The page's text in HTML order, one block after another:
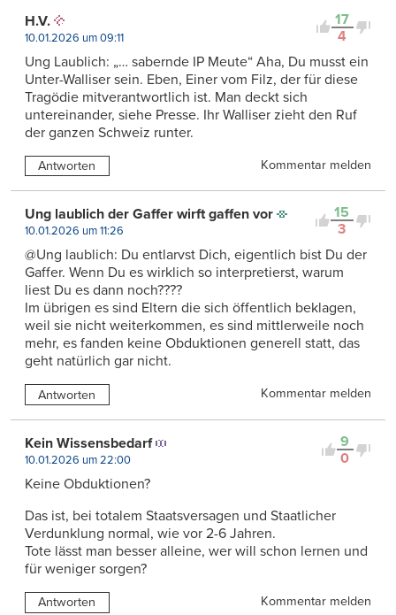
17
4
H.V.
10.01.2026 um 09:11
Ung Laublich: „… sabernde IP Meute“ Aha, Du musst ein
Unter-Walliser sein. Eben, Einer vom Filz, der für diese
Tragödie mitverantwortlich ist. Man deckt sich
untereinander, siehe Presse. Ihr Walliser zieht den Ruf
der ganzen Schweiz runter.
Antworten Kommentar melden
15
3
Ung laublich der Gaffer wirft gaffen vor
10.01.2026 um 11:26
@Ung laublich: Du entlarvst Dich, eigentlich bist Du der
Gaffer. Wenn Du es wirklich so interpretierst, warum
liest Du es dann noch????
Im übrigen es sind Eltern die sich öffentlich beklagen,
weil sie nicht weiterkommen, es sind mittlerweile noch
mehr, es fanden keine Obduktionen generell statt, das
geht natürlich gar nicht.
Antworten Kommentar melden
9
0
Kein Wissensbedarf
10.01.2026 um 22:00
Keine Obduktionen?
Das ist, bei totalem Staatsversagen und Staatlicher
Verdunklung normal, wie vor 2-6 Jahren.
Tote lässt man besser alleine, wer will schon lernen und
für weniger sorgen?
Antworten Kommentar melden